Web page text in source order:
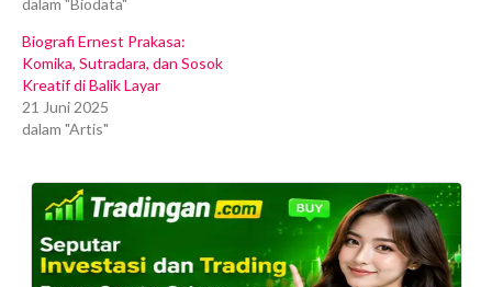
dalam "Biodata"
Biografi Ernest Prakasa:
Komika, Sutradara, dan Sosok
Kreatif di Balik Layar
21 Juni 2025
dalam "Artis"